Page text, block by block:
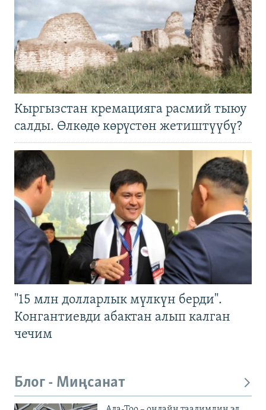
Кыргызстан кремацияга расмий тыюу
салды. Өлкөдө көрүстөн жетиштүүбү?
"15 млн долларлык мүлкүн берди".
Конгантиевди абактан алып калган
чечим
Блог - Миңсанат